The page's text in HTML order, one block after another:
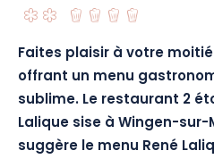
Faites plaisir à votre
offrant un menu
sublime. Le restaurant 2
Lalique sise à Wingen-
suggère le menu René